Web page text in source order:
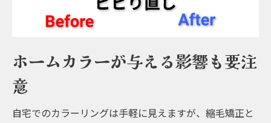
ホームカラーが与える影響も要注
意
自宅でのカラーリングは手軽に見えますが、縮毛矯正と